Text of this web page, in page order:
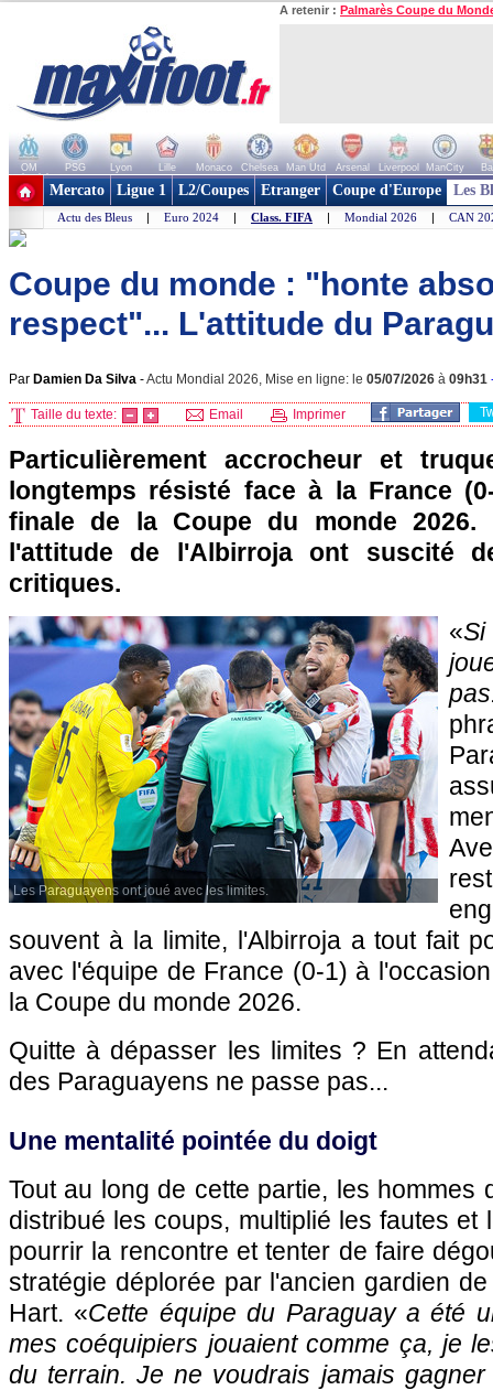
A retenir : Palmarès Coupe du
OM PSG Lyon Lille Monaco Chelsea Man Utd Arsenal Liverpool ManCity
+ de clubs
Mercato Ligue 1 L2/Coupes Etranger Coupe d'Europe Les
Actu des Bleus | Euro 2024 | Class. FIFA | Mondial 2026 | CAN
Coupe du monde : "honte
respect"... L'attitude du
Par Damien Da Silva -Actu Mondial 2026, Mise en ligne: le 05/07/2026 à 09h31
Taille du texte: Email Imprimer
Particulièrement accrocheur et
longtemps résisté face à la France
finale de la Coupe du monde
l'attitude de l'Albirroja ont suscité
critiques.
Les Paraguayens ont joué avec les limites.
«
souvent à la limite, l'Albirroja a tout fait
avec l'équipe de France (0-1) à
la Coupe du monde 2026.
Quitte à dépasser les limites ? En
des Paraguayens ne passe pas...
Une mentalité pointée du doigt
Tout au long de cette partie, les hommes
distribué les coups, multiplié les fautes et
pourrir la rencontre et tenter de faire
stratégie déplorée par l'ancien gardien
Hart. «Cette équipe du Paraguay a été
mes coéquipiers jouaient comme ça, je
du terrain. Je ne voudrais jamais